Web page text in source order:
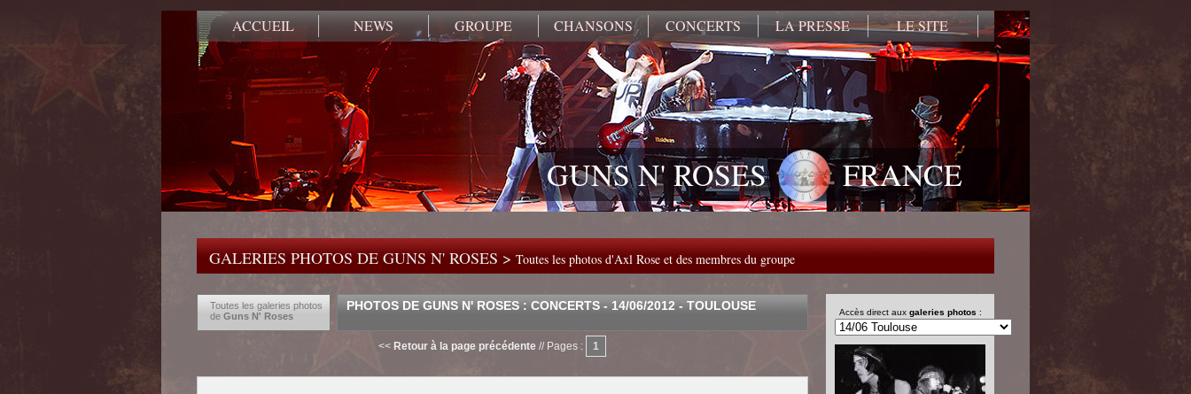
ACCUEIL NEWS GROUPE CHANSONS CONCERTS LA PRESSE LE SITE
GUNS N' ROSES FRANCE
GALERIES PHOTOS DE GUNS N' ROSES > Toutes les photos d'Axl Rose et des membres du groupe
Toutes les galeries photos
de Guns N' Roses
PHOTOS DE GUNS N' ROSES : CONCERTS - 14/06/2012 - TOULOUSE
<< Retour à la page précédente // Pages : 1
Accès direct aux galeries photos :